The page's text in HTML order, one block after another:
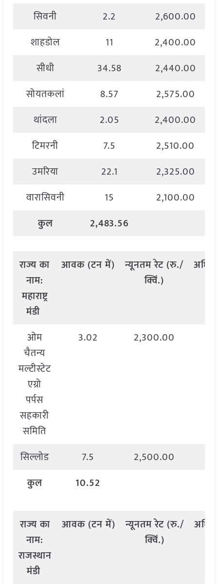
सिवनी
2.2
2,600.00
शाहडोल
11
2,400.00
सीधी
34.58
2,440.00
सोयतकलां
8.57
2,575.00
थांदला
2.05
2,400.00
टिमरनी
7.5
2,510.00
उमरिया
22.1
2,325.00
वारासिवनी
15
2,100.00
कुल
2,483.56
राज्यका
नाम:
महाराष्ट्र
मंडी
आवक (टनमें) न्यूनतमरेट (रु./
क्विं.)
ओम
चैतन्य
मल्टीस्टेट
एग्रो
पर्पस
सहकारी
समिति
3.02 2,300.00
सिल्लोड 7.5 2,500.00
कुल
10.52
राज्यका
नाम:
राजस्थान
मंडी
आवक (टनमें) न्यूनतमरेट (रु./
क्विं.)